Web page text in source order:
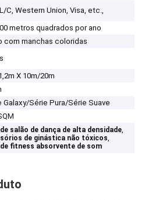
C, Western Union, Visa, etc.,
metros quadrados por ano
com manchas coloridas
X 10m/20m
Galaxy/Série Pura/Série Suave
salão de dança de alta densidade,
de ginástica não tóxicos,
fitness absorvente de som